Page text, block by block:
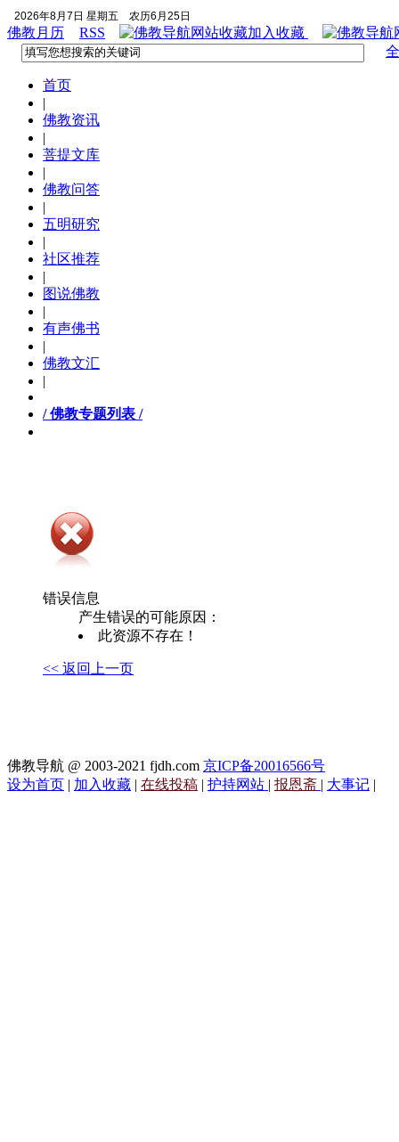
2026年8月7日 星期五 农历6月25日
佛教月历 RSS
加入收藏
首页
|
佛教资讯
|
菩提文库
|
佛教问答
|
五明研究
|
社区推荐
|
图说佛教
|
有声佛书
|
佛教文汇
|
/ 佛教专题列表 /
错误信息
产生错误的可能原因：
此资源不存在！
<< 返回上一页
佛教导航 @ 2003-2021 fjdh.com 京ICP备20016566号
设为首页 | 加入收藏 | 在线投稿 | 护持网站 | 报恩斋 | 大事记 |